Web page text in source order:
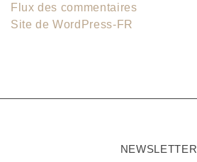
Flux des commentaires
Site de WordPress-FR
NEWSLETTER